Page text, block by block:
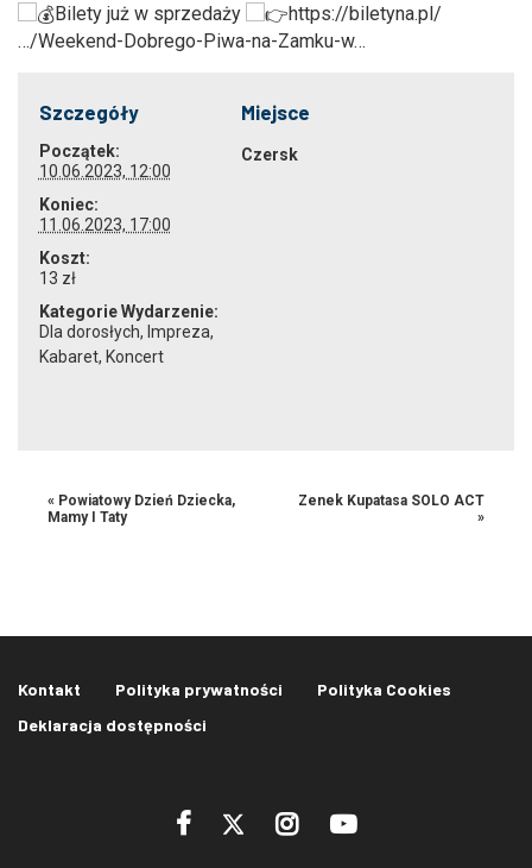
Bilety już w sprzedaży
https://biletyna.pl/
…/Weekend-Dobrego-Piwa-na-Zamku-w…
Szczegóły
Początek:
10.06.2023, 12:00
Koniec:
11.06.2023, 17:00
Koszt:
13 zł
Kategorie Wydarzenie:
Dla dorosłych, Impreza,
Kabaret, Koncert
Miejsce
Czersk
« Powiatowy Dzień Dziecka,
Mamy I Taty
Zenek Kupatasa SOLO ACT
»
Kontakt Polityka prywatności
Polityka Cookies
Deklaracja dostępności